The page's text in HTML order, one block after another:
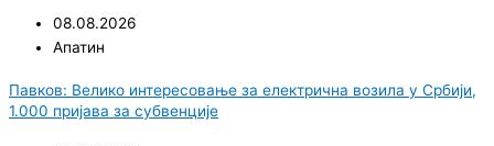
08.08.2026
Апатин
Павков: Велико интересовање за електрична возила у Србији,
1.000 пријава за субвенције